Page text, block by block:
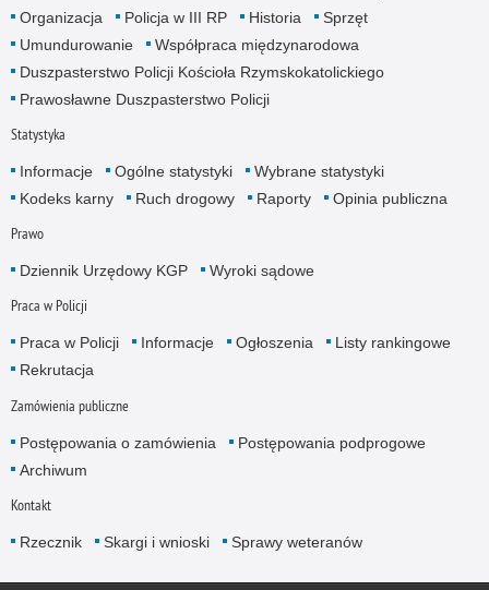
Organizacja
Policja w III RP Historia
Sprzęt
Umundurowanie
Współpraca międzynarodowa
Duszpasterstwo Policji Kościoła Rzymskokatolickiego
Prawosławne Duszpasterstwo Policji
Statystyka
Informacje Ogólne statystyki
Wybrane statystyki
Kodeks karny
Ruch drogowy Raporty Opinia publiczna
Prawo
Dziennik Urzędowy KGP Wyroki sądowe
Praca w Policji
Praca w Policji Informacje Ogłoszenia
Listy rankingowe
Rekrutacja
Zamówienia publiczne
Postępowania o zamówienia
Postępowania podprogowe
Archiwum
Kontakt
Rzecznik Skargi i wnioski Sprawy weteranów